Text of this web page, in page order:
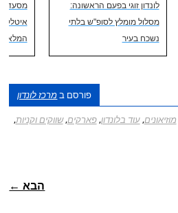
לונדון זוגי בפעם הראשונה:
מסלול מומלץ לסופ"ש בלתי
נשכח בעיר
מסעדות
איטלקי
המלא
פורסם במרכז לונדון
מוזיאונים,עוד בלונדון,פארקים,שווקים וקניות,
הבא ←